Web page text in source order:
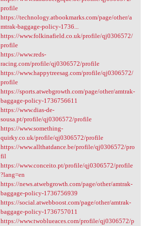
profile
https://technology.atbookmarks.com/page/other/a
mtrak-baggage-policy-1736...
https://www.folkinafield.co.uk/profile/qj0306572/
profile
https://www.reds-
racing.com/profile/qj0306572/profile
https://www.happytreesag.com/profile/qj0306572/
profile
https://sports.atwebgrowth.com/page/other/amtrak-
baggage-policy-1736756611
https://www.dias-de-
sousa.pt/profile/qj0306572/profile
https://www.something-
quirky.co.uk/profile/qj0306572/profile
https://www.allthatdance.be/profile/qj0306572/pro
fil
https://www.conceito.pt/profile/qj0306572/profile
?lang=en
https://news.atwebgrowth.com/page/other/amtrak-
baggage-policy-1736756939
https://social.atwebboost.com/page/other/amtrak-
baggage-policy-1736757011
https://www.twoblueaces.com/profile/qj0306572/p